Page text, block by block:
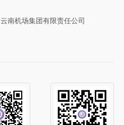
云南机场集团有限责任公司